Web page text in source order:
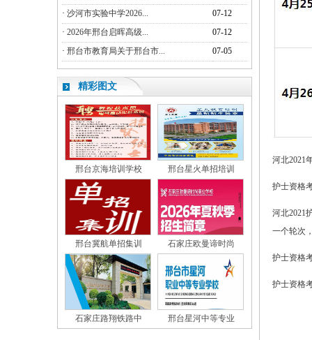
· 沙河市实验中学2026...
07-12
· 2026年邢台启晖高级...
07-12
· 邢台市教育局关于邢台市... 07-05
精彩图文
邢台京海培训学校 邢台星火单招培训
邢台冀航单招集训 石家庄欧曼谛时尚
石家庄路翔铁路中 邢台星河中等专业
河北2021
护士资格
河北2021
一个轮次
护士资格
护士资格